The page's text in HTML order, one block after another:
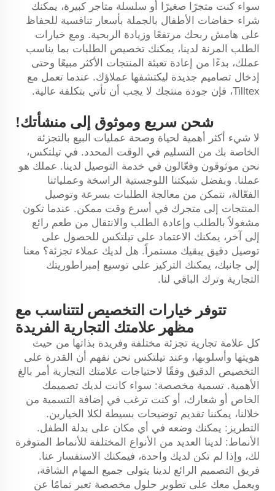
سواء كنت متجرًا صغيرًا أو سلسلة متاجر كبيرة، يمكنك
شراء حفاضات الأطفال بالجملة بأسعار تنافسية للحفاظ
على هامش ربحك مرتفعًا وزيادة الربحية. ومع خيارات
الطلب المرنة لدينا، يمكنك تخصيص الطلبات بما يناسب
عملك، بدءًا من إعادة تعبئة المنتجات الأكثر مبيعًا وحتى
إدخال تصاميم جديدة ليكتشفها عملاؤك. عندما تعمل مع
Tilltex، فإن جودة منتجك لا يجب أن تأتي بتكلفة عالية.
شحن سريع وموثوق إلى منشأتك!
لا شيء أكثر أهمية لحياة وصحة عمليات البيع بالتجزئة
الخاصة بك من التسليم في الوقت المحدد. في تيلتكس،
نحن موثوقون وفعّالون في خدمة التوصيل لدينا. عملك هو
عملنا. وبفضل شبكتنا اللوجستية الراسخة وعملياتنا
الفعّالة، نتمكن من معالجة الطلبات بسرعة وتوصيل
المنتجات إلى متجرك في أسرع وقت ممكن. عندما تكون
مشغولاً بالطلب وإعادة الطلب والانتقال من طعم رائع
إلى آخر، يمكنك الاعتماد على تيلتكس للحصول على
توصيل دقيق يبقيك مستمراً. هل لديك عملاء تجزئة؟ معنا
إلى جانبك، يمكنك التركيز على توسيع إمبراطوريتك
التجارية وترك الباقي لنا.
تتوفر خيارات التخصيص لتتناسب مع
مظهر علامتك التجارية الفريدة
كل علامة تجارية تجزئة مختلفة وفريدة بذاتها من حيث
هويتها وأسلوبها، وعند تيلتكس نحن نفهم أن القدرة على
التخصيص الدقيق وفقًا لاحتياجات علامتك التجارية أمر بالغ
الأهمية. تسمية مخصصة: سواء كانت لديك تصميمك
الخاص أو شعارك، أو كنت ترغب في إضافة التسمية من
خلالنا، يمكننا تقديم توضيحات بسيطة لكلا الخيارين.
التطريز: يمكنك وضعه في أي مكان على بدلة الطفل.
الأنماط: لدينا العديد من الأنواع المختلفة للأنماط المتوفرة
لك، وإذا لم تكن لديك واحدة، فيمكنك الاستفسار عنا.
فريق التصميم الرائع لدينا يتولى جميع المهام الشاقة،
ويعمل معك على تطوير حلول مخصصة تعبر تمامًا عن